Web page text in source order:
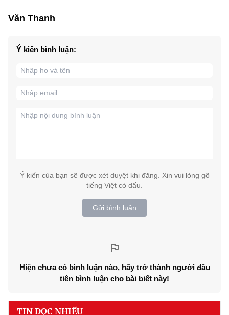
Văn Thanh
Ý kiến bình luận:
Ý kiến của bạn sẽ được xét duyệt khi đăng. Xin vui lòng gõ
tiếng Việt có dấu.
Gửi bình luận
Hiện chưa có bình luận nào, hãy trở thành người đầu
tiên bình luận cho bài biết này!
TIN ĐỌC NHIỀU